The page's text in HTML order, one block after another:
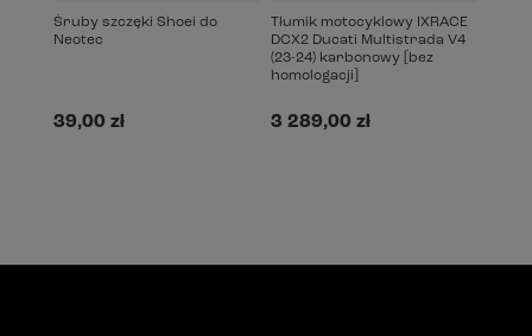
Śruby szczęki Shoei do
Neotec
39,00 zł
Tłumik motocyklowy IXRACE
DCX2 Ducati Multistrada V4
(23-24) karbonowy [bez
homologacji]
3 289,00 zł